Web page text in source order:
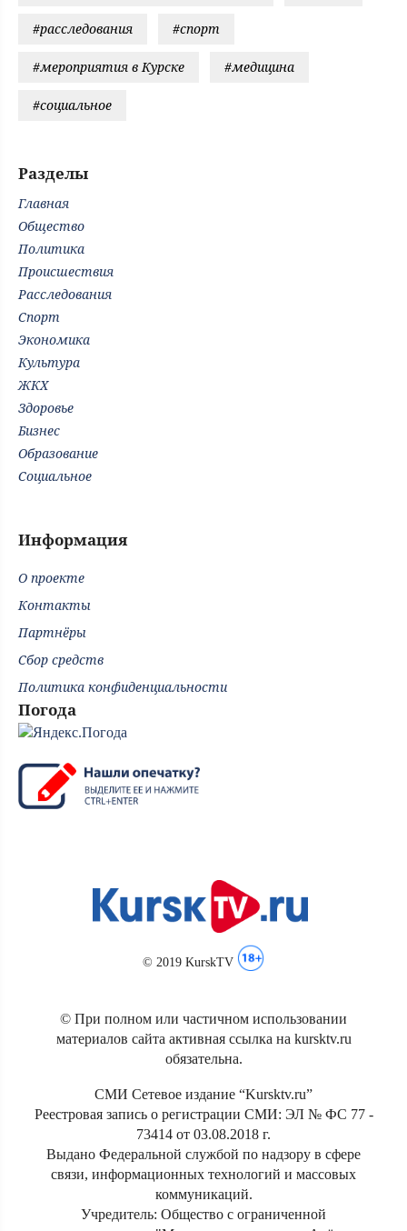
#расследования #спорт
#мероприятия в Курске #медицина
#социальное
Разделы
Главная
Общество
Политика
Происшествия
Расследования
Спорт
Экономика
Культура
ЖКХ
Здоровье
Бизнес
Образование
Социальное
Информация
О проекте
Контакты
Партнёры
Сбор средств
Политика конфиденциальности
Погода
© 2019 KurskTV
© При полном или частичном использовании
материалов сайта активная ссылка на kursktv.ru
обязательна.
СМИ Сетевое издание “Kursktv.ru”
Реестровая запись о регистрации СМИ: ЭЛ № ФС 77 -
73414 от 03.08.2018 г.
Выдано Федеральной службой по надзору в сфере
связи, информационных технологий и массовых
коммуникаций.
Учредитель: Общество с ограниченной